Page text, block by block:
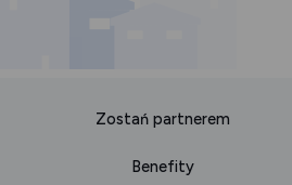
Zostań partnerem
Benefity